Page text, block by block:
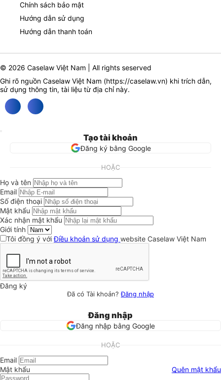
Chính sách bảo mật
Hướng dẫn sử dụng
Hướng dẫn thanh toán
© 2026 Caselaw Việt Nam | All rights seserved
Ghi rõ nguồn Caselaw Việt Nam (https://caselaw.vn) khi trích dẫn,
sử dụng thông tin, tài liệu từ địa chỉ này.
Tạo tài khoản
Đăng ký bằng Google
HOẶC
Họ và tên
Email
Số điện thoại
Mật khẩu
Xác nhận mật khẩu
Giới tính
Tôi đồng ý vớiĐiều khoản sử dụng website Caselaw Việt Nam
Đăng ký
Đã có Tài khoản?Đăng nhập
Đăng nhập
Đăng nhập bằng Google
HOẶC
Email
Mật khẩu
Quên mật khẩu